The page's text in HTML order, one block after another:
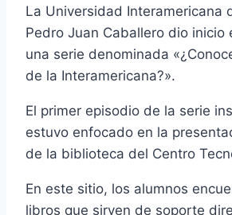
La Universidad Interamericana
Pedro Juan Caballero dio inicio
una serie denominada
de la Interamericana?».
El primer episodio de la serie
estuvo enfocado en la
de la biblioteca del Centro
En este sitio, los alumnos
libros que sirven de soporte